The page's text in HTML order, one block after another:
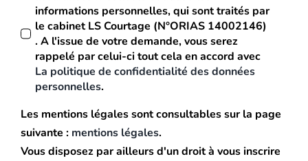
informations personnelles, qui sont traités par
le cabinet LS Courtage (N°ORIAS 14002146)
. A l'issue de votre demande, vous serez
rappelé par celui-ci tout cela en accord avec
La politique de confidentialité des données
personnelles.
Les mentions légales sont consultables sur la page
suivante : mentions légales.
Vous disposez par ailleurs d'un droit à vous inscrire